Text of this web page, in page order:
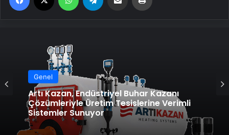
Genel
Artı Kazan, Endüstriyel Buhar Kazanı
Çözümleriyle Üretim Tesislerine Verimli
Sistemler Sunuyor